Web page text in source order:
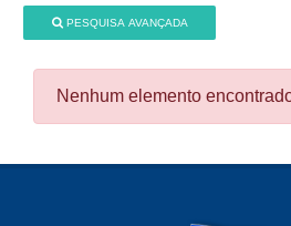
PESQUISA AVANÇADA
Nenhum elemento